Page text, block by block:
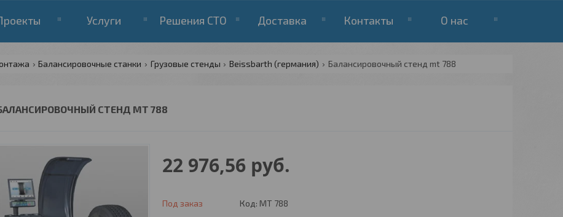
Услуги Решения СТО Доставка Контакты О нас
Балансировочные станки Грузовые стенды Beissbarth (германия) Балансировочный стенд mt 788
СТЕНД MT 788
22 976,56 руб.
Под заказ Код: MT 788